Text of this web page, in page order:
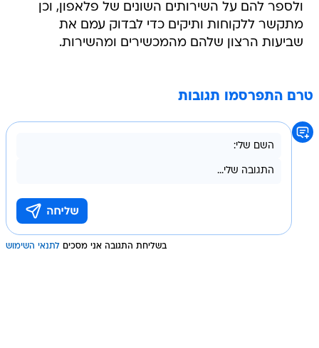
ולספר להם על השירותים השונים של פלאפון, וכן
מתקשר ללקוחות ותיקים כדי לבדוק עמם את
שביעות הרצון שלהם מהמכשירים ומהשירות.
טרם התפרסמו תגובות
בשליחת התגובה אני מסכים לתנאי השימוש